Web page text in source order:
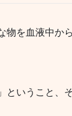
物を血液中か
ということ、